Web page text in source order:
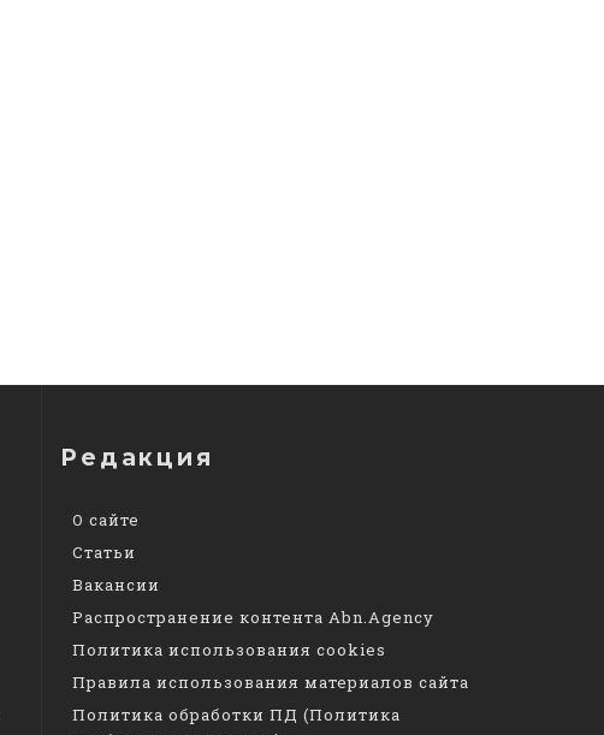
Редакция
О сайте
Статьи
Вакансии
Распространение контента Abn.Agency
Политика использования cookies
Правила использования материалов сайта
Политика обработки ПД (Политика